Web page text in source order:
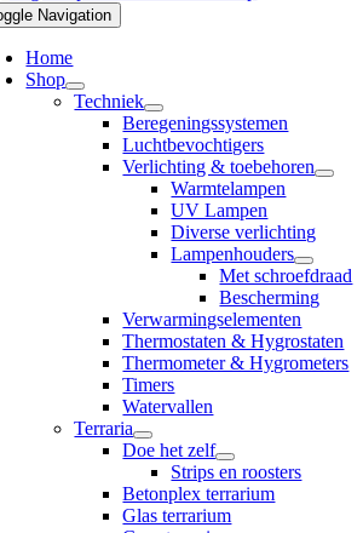
Navigation
Home
Shop
Techniek
Beregeningssystemen
Luchtbevochtigers
Verlichting & toebehoren
Warmtelampen
UV Lampen
Diverse verlichting
Lampenhouders
Met schroefdraad
Bescherming
Verwarmingselementen
Thermostaten & Hygrostaten
Thermometer & Hygrometers
Timers
Watervallen
Terraria
Doe het zelf
Strips en roosters
Betonplex terrarium
Glas terrarium